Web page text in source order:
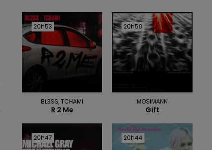
20h53
20h53
BL3SS, TCHAMI
R 2 Me
20h50
20h50
MOSIMANN
Gift
20h47
20h47 20h44
20h44